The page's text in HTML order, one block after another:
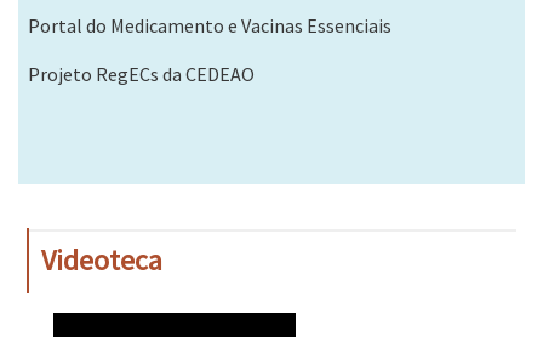
Portal do Medicamento e Vacinas Essenciais
Projeto RegECs da CEDEAO
Videoteca